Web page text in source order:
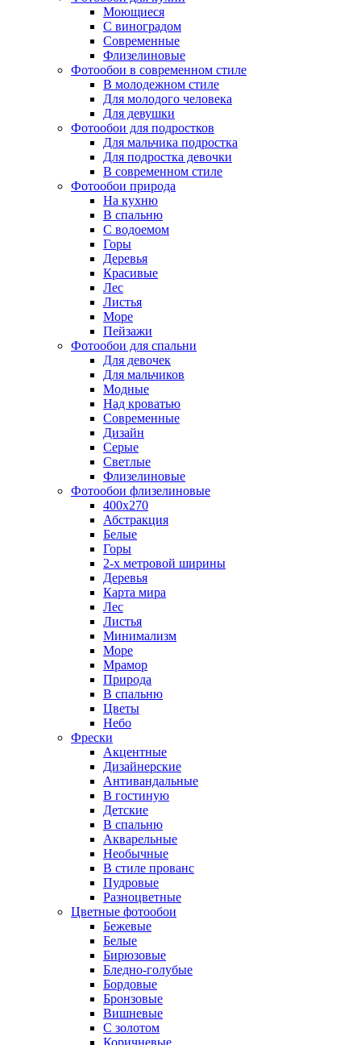
Моющиеся
С виноградом
Современные
Флизелиновые
Фотообои в современном стиле
В молодежном стиле
Для молодого человека
Для девушки
Фотообои для подростков
Для мальчика подростка
Для подростка девочки
В современном стиле
Фотообои природа
На кухню
В спальню
С водоемом
Горы
Деревья
Красивые
Лес
Листья
Море
Пейзажи
Фотообои для спальни
Для девочек
Для мальчиков
Модные
Над кроватью
Современные
Дизайн
Серые
Светлые
Флизелиновые
Фотообои флизелиновые
400х270
Абстракция
Белые
Горы
2-х метровой ширины
Деревья
Карта мира
Лес
Листья
Минимализм
Море
Мрамор
Природа
В спальню
Цветы
Небо
Фрески
Акцентные
Дизайнерские
Антивандальные
В гостиную
Детские
В спальню
Акварельные
Необычные
В стиле прованс
Пудровые
Разноцветные
Цветные фотообои
Бежевые
Белые
Бирюзовые
Бледно-голубые
Бордовые
Бронзовые
Вишневые
С золотом
Коричневые